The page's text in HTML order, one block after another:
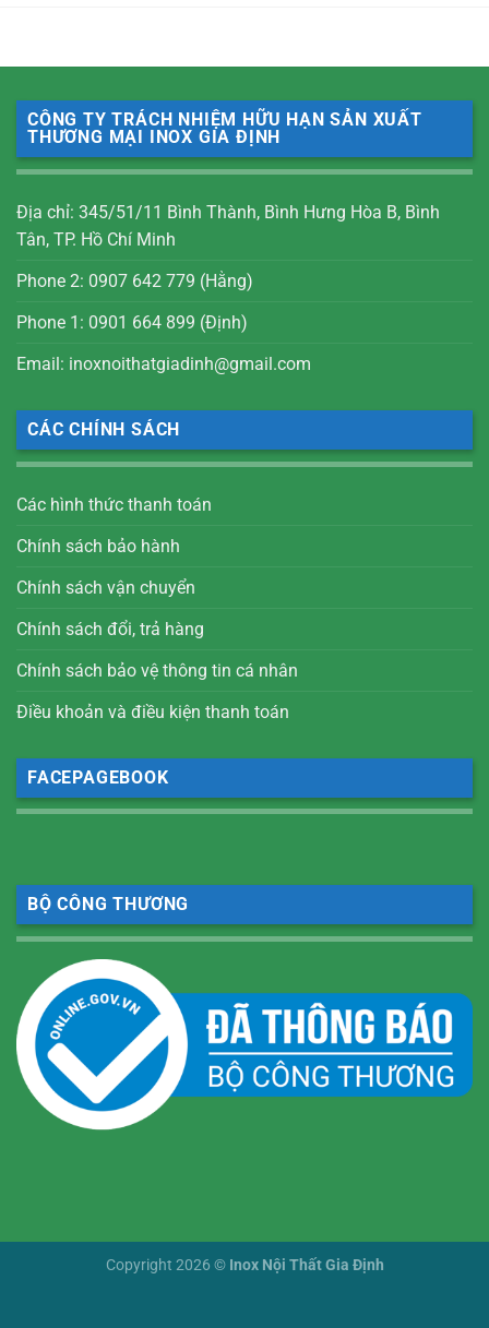
CÔNG TY TRÁCH NHIỆM HỮU HẠN SẢN XUẤT
THƯƠNG MẠI INOX GIA ĐỊNH
Địa chỉ: 345/51/11 Bình Thành, Bình Hưng Hòa B, Bình
Tân, TP. Hồ Chí Minh
Phone 2: 0907 642 779 (Hằng)
Phone 1: 0901 664 899 (Định)
Email: inoxnoithatgiadinh@gmail.com
CÁC CHÍNH SÁCH
Các hình thức thanh toán
Chính sách bảo hành
Chính sách vận chuyển
Chính sách đổi, trả hàng
Chính sách bảo vệ thông tin cá nhân
Điều khoản và điều kiện thanh toán
FACEPAGEBOOK
BỘ CÔNG THƯƠNG
Copyright 2026 © Inox Nội Thất Gia Định